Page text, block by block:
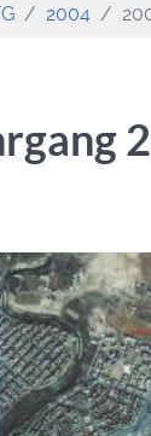
2004